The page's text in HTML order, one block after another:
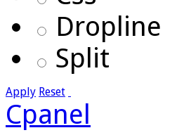
Dropline
Split
Apply Reset
Cpanel